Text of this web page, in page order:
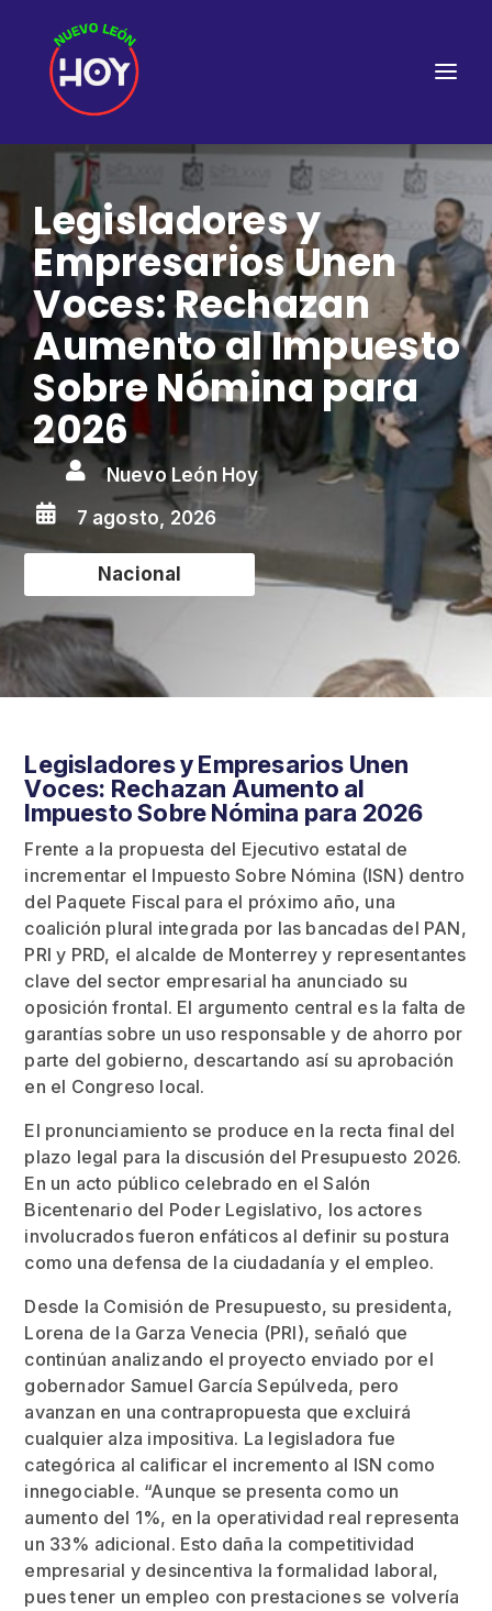
Legisladores y
Empresarios Unen
Voces: Rechazan
Aumento al Impuesto
Sobre Nómina para
2026
 Nuevo León Hoy
 7 agosto, 2026
Nacional
Legisladores y Empresarios Unen
Voces: Rechazan Aumento al
Impuesto Sobre Nómina para 2026
Frente a la propuesta del Ejecutivo estatal de
incrementar el Impuesto Sobre Nómina (ISN) dentro
del Paquete Fiscal para el próximo año, una
coalición plural integrada por las bancadas del PAN,
PRI y PRD, el alcalde de Monterrey y representantes
clave del sector empresarial ha anunciado su
oposición frontal. El argumento central es la falta de
garantías sobre un uso responsable y de ahorro por
parte del gobierno, descartando así su aprobación
en el Congreso local.
El pronunciamiento se produce en la recta final del
plazo legal para la discusión del Presupuesto 2026.
En un acto público celebrado en el Salón
Bicentenario del Poder Legislativo, los actores
involucrados fueron enfáticos al definir su postura
como una defensa de la ciudadanía y el empleo.
Desde la Comisión de Presupuesto, su presidenta,
Lorena de la Garza Venecia (PRI), señaló que
continúan analizando el proyecto enviado por el
gobernador Samuel García Sepúlveda, pero
avanzan en una contrapropuesta que excluirá
cualquier alza impositiva. La legisladora fue
categórica al calificar el incremento al ISN como
innegociable. “Aunque se presenta como un
aumento del 1%, en la operatividad real representa
un 33% adicional. Esto daña la competitividad
empresarial y desincentiva la formalidad laboral,
pues tener un empleo con prestaciones se volvería